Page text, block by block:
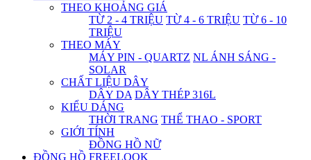
THEO KHOẢNG GIÁ
TỪ 2 - 4 TRIỆU TỪ 4 - 6 TRIỆU TỪ 6 - 10
TRIỆU
THEO MÁY
MÁY PIN - QUARTZ NL ÁNH SÁNG -
SOLAR
CHẤT LIỆU DÂY
DÂY DA DÂY THÉP 316L
KIỂU DÁNG
THỜI TRANG THỂ THAO - SPORT
GIỚI TÍNH
ĐỒNG HỒ NỮ
ĐỒNG HỒ FREELOOK